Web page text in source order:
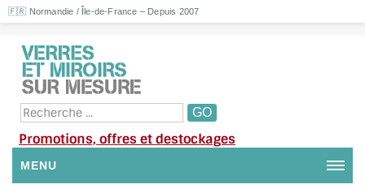
🇫🇷 Normandie / Île-de-France – Depuis 2007
Promotions, offres et destockages
MENU